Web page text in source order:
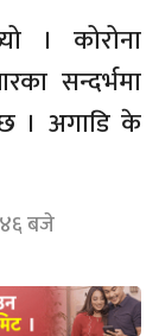
। कोरोना
सन्दर्भमा
। अगाडि के
४६ बजे